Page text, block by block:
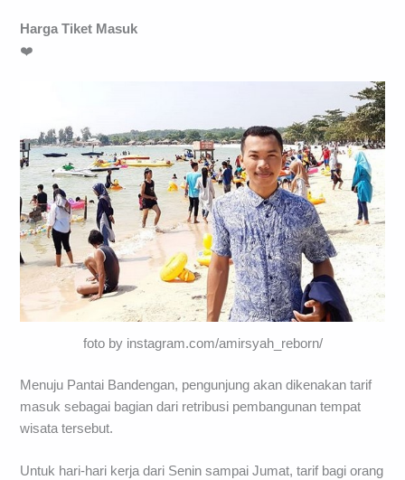
Harga Tiket Masuk
❤️
foto by instagram.com/amirsyah_reborn/
Menuju Pantai Bandengan, pengunjung akan dikenakan tarif
masuk sebagai bagian dari retribusi pembangunan tempat
wisata tersebut.
Untuk hari-hari kerja dari Senin sampai Jumat, tarif bagi orang